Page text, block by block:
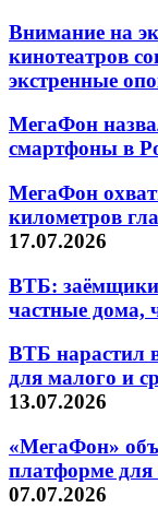
Внимание на
кинотеатров
экстренные
МегаФон
смартфоны в
МегаФон
километров
17.07.2026
ВТБ: заёмщики
частные дома,
ВТБ нарастил
для малого и
13.07.2026
«МегаФон»
платформе для
07.07.2026